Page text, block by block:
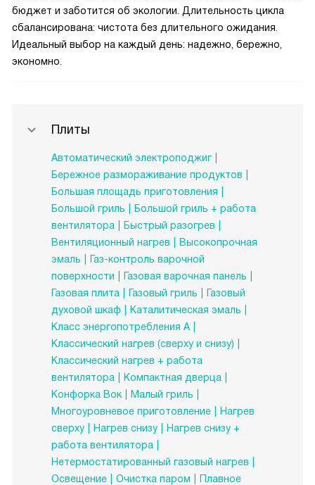
бюджет и заботится об экологии. Длительность цикла
сбалансирована: чистота без длительного ожидания.
Идеальный выбор на каждый день: надежно, бережно,
экономно.
Плиты
Автоматический электроподжиг
Бережное размораживание продуктов
Большая площадь приготовления
Большой гриль
Большой гриль + работа
вентилятора
Быстрый разогрев
Вентиляционный нагрев
Высокопрочная
эмаль
Газ-контроль варочной
поверхности
Газовая варочная панель
Газовая плита
Газовый гриль
Газовый
духовой шкаф
Каталитическая эмаль
Класс энергопотребления А
Классический нагрев (сверху и снизу)
Классический нагрев + работа
вентилятора
Компактная дверца
Конфорка Вок
Малый гриль
Многоуровневое приготовление
Нагрев
сверху
Нагрев снизу
Нагрев снизу +
работа вентилятора
Нетермостатированный газовый нагрев
Освещение
Очистка паром
Плавное